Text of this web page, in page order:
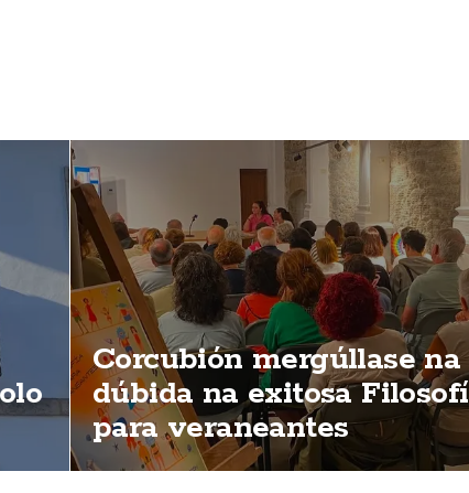
Corcubión mergúllase na
dúbida na exitosa
para veraneantes